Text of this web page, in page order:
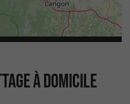
À DOMICILE